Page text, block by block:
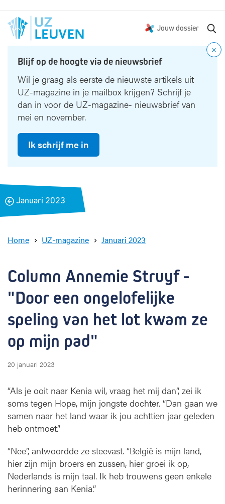
Jouw dossier
e
Blijf op de hoogte via de nieuwsbrief
Wil je graag als eerste de nieuwste artikels uit
UZ-magazine in je mailbox krijgen? Schrijf je
dan in voor de UZ-magazine- nieuwsbrief van
mei en november.
Ik schrijf me in
B
a
k
Januari 2023
Home UZ-magazine Januari 2023
u
m
n
A
n
S
t
r
f
-
"
D
Column Annemie Struyf -
"Door een ongelofelijke
speling van het lot kwam ze
op mijn pad"
20 januari 2023
“Als je ooit naar Kenia wil, vraag het mij dan”, zei ik
soms tegen Hope, mijn jongste dochter. “Dan gaan we
samen naar het land waar ik jou achttien jaar geleden
heb ontmoet.”
“Nee”, antwoordde ze steevast. “België is mijn land,
hier zijn mijn broers en zussen, hier groei ik op,
Nederlands is mijn taal. Ik heb trouwens geen enkele
herinnering aan Kenia.”